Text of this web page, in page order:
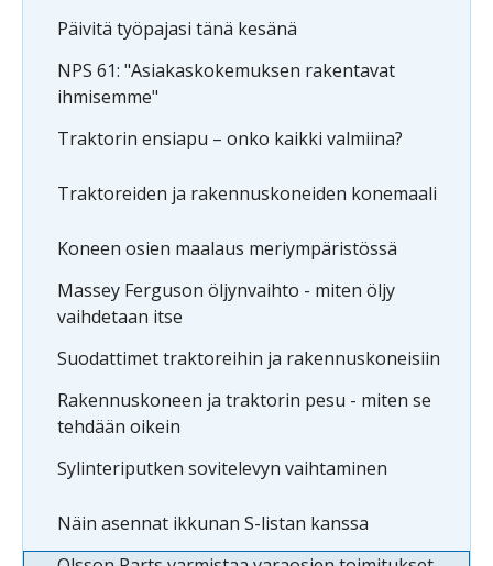
Päivitä työpajasi tänä kesänä
NPS 61: "Asiakaskokemuksen rakentavat
ihmisemme"
Traktorin ensiapu – onko kaikki valmiina?
Traktoreiden ja rakennuskoneiden konemaali
Koneen osien maalaus meriympäristössä
Massey Ferguson öljynvaihto - miten öljy
vaihdetaan itse
Suodattimet traktoreihin ja rakennuskoneisiin
Rakennuskoneen ja traktorin pesu - miten se
tehdään oikein
Sylinteriputken sovitelevyn vaihtaminen
Näin asennat ikkunan S-listan kanssa